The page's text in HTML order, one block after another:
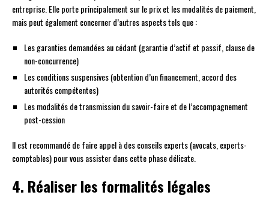
entreprise. Elle porte principalement sur le prix et les modalités de paiement,
mais peut également concerner d’autres aspects tels que :
Les garanties demandées au cédant (garantie d’actif et passif, clause de
non-concurrence)
Les conditions suspensives (obtention d’un financement, accord des
autorités compétentes)
Les modalités de transmission du savoir-faire et de l’accompagnement
post-cession
Il est recommandé de faire appel à des conseils experts (avocats, experts-
comptables) pour vous assister dans cette phase délicate.
4. Réaliser les formalités légales